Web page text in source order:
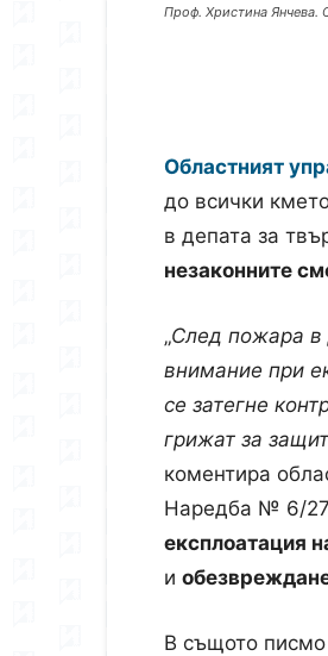
Проф. Христина
Областният
до всички
в депата за
незаконните
„След пожара в
внимание при
се затегне
грижат за
коментира
Наредба № 6/
експлоатация
и
В същото